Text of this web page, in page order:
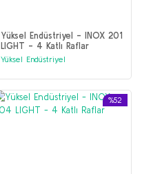
Yüksel Endüstriyel - INOX 201
LIGHT - 4 Katlı Raflar
Yüksel Endüstriyel
%52